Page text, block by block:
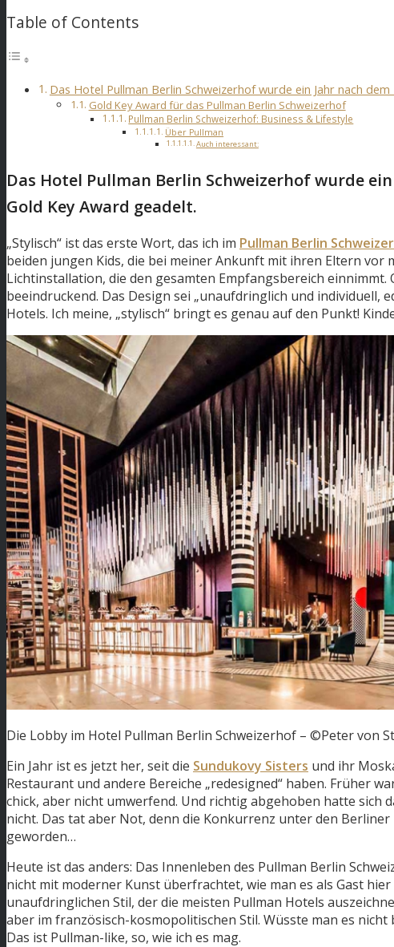
Table of Contents
Das Hotel Pullman Berlin Schweizerhof wurde ein Jahr nach
Gold Key Award für das Pullman Berlin Schweizerhof
Pullman Berlin Schweizerhof: Business & Lifestyle
Über Pullman
Auch interessant:
Das Hotel Pullman Berlin Schweizerhof wurde
Gold Key Award geadelt.
„Stylisch“ ist das erste Wort, das ich im Pullman Berlin
beiden jungen Kids, die bei meiner Ankunft mit ihren Eltern vor
Lichtinstallation, die den gesamten Empfangsbereich
beeindruckend. Das Design sei „unaufdringlich und individuell,
Hotels. Ich meine, „stylisch“ bringt es genau auf den Punkt!
Die Lobby im Hotel Pullman Berlin Schweizerhof – ©Peter von
Ein Jahr ist es jetzt her, seit die Sundukovy Sisters und ihr
Restaurant und andere Bereiche „redesigned“ haben. Früher
chick, aber nicht umwerfend. Und richtig abgehoben hatte sich
nicht. Das tat aber Not, denn die Konkurrenz unter den
geworden…
Heute ist das anders: Das Innenleben des Pullman Berlin
nicht mit moderner Kunst überfrachtet, wie man es als Gast
unaufdringlichen Stil, der die meisten Pullman Hotels
aber im französisch-kosmopolitischen Stil. Wüsste man es
Das ist Pullman-like, so, wie ich es mag.